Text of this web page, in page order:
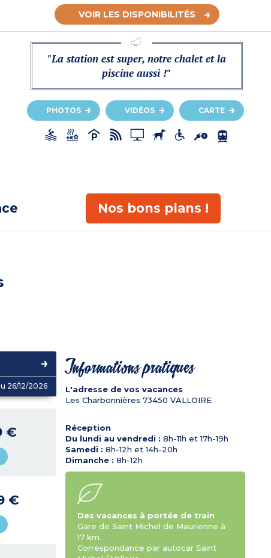
VOIR LES DISPONIBILITÉS
"La station est super, notre chalet et la
piscine aussi !"
PHOTOS VIDÉOS CARTE
Nos bons plans !
26/12/2026
€
€
Informations pratiques
L'adresse de vos vacances
Les Charbonnières 73450 VALLOIRE
Réception
Du lundi au vendredi : 8h-11h et 17h-19h
Samedi : 8h-12h et 14h-20h
Dimanche : 8h-12h
Des vacances à portée de train
Gare de Saint Michel de Maurienne à
17 km.
Correspondance par autocar Saint